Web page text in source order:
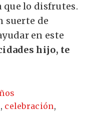
que lo disfrutes.
suerte de
en este
hijo, te
, celebración,